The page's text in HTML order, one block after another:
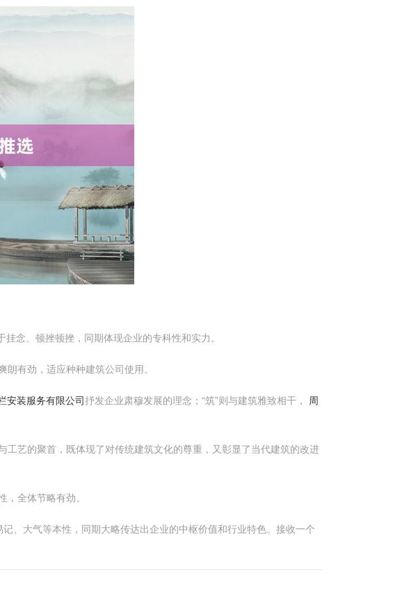
念、顿挫顿挫，同期体现企业的专科性和实力。
朗有劲，适应种种建筑公司使用。
安装服务有限公司抒发企业肃穆发展的理念；“筑”则与建筑雅致相干，
周
工艺的聚首，既体现了对传统建筑文化的尊重，又彰显了当代建筑的改进
，全体节略有劲。
、大气等本性，同期大略传达出企业的中枢价值和行业特色。接收一个